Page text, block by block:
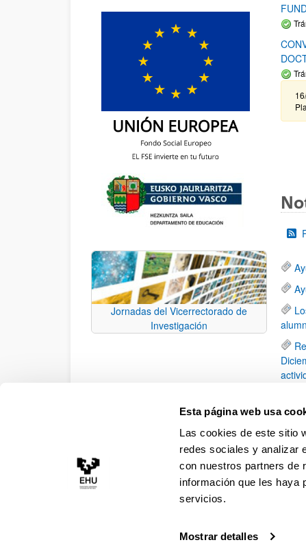
Esta página web usa
Las cookies de este sitio
redes sociales y analizar
con nuestros partners de
información que les haya
servicios.
Mostrar detalles
Jornadas del Vicerrectorado de
Investigación